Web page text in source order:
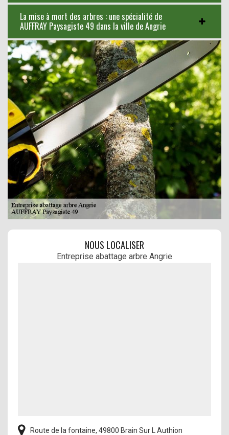
La mise à mort des arbres : une spécialité de
AUFFRAY Paysagiste 49 dans la ville de Angrie
NOUS LOCALISER
Entreprise abattage arbre Angrie
Route de la fontaine, 49800 Brain Sur L Authion